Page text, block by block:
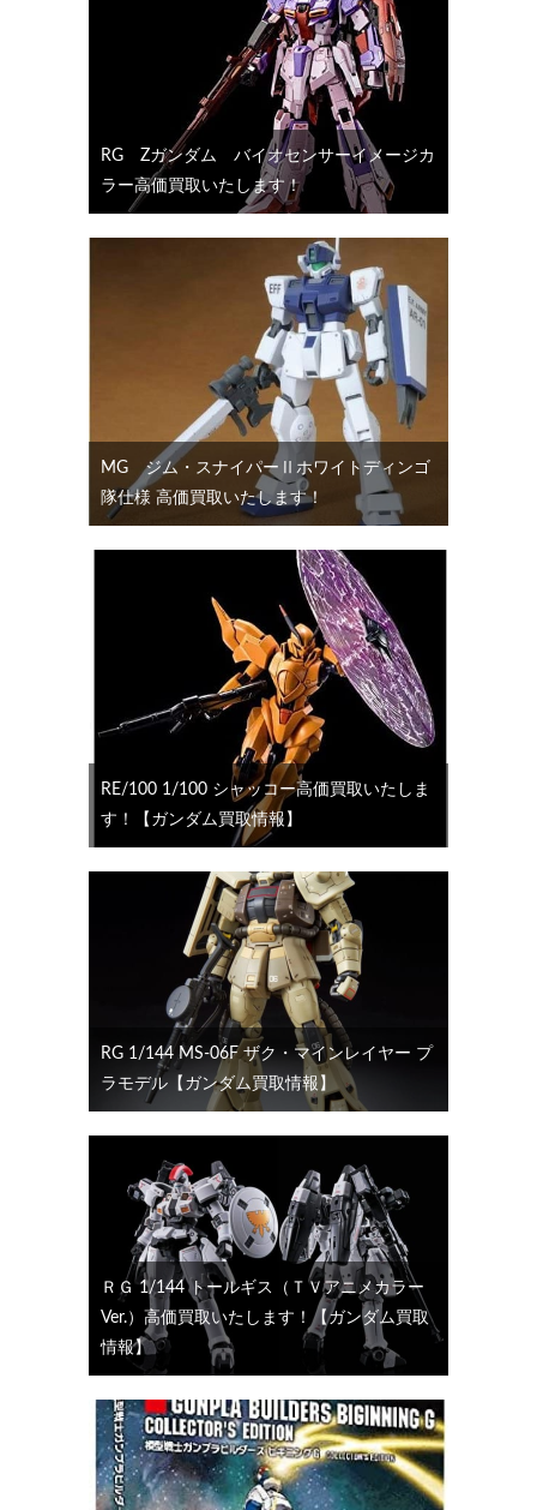
RG Ζガンダム バイオセンサーイメージカ
ラー高価買取いたします！
MG ジム・スナイパーⅡホワイトディンゴ
隊仕様 高価買取いたします！
RE/100 1/100 シャッコー高価買取いたしま
す！【ガンダム買取情報】
RG 1/144 MS-06F ザク・マインレイヤー プ
ラモデル【ガンダム買取情報】
ＲＧ 1/144 トールギス（ＴＶアニメカラー
Ver.）高価買取いたします！【ガンダム買取
情報】